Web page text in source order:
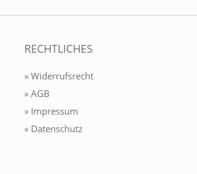
RECHTLICHES
» Widerrufsrecht
» AGB
» Impressum
» Datenschutz